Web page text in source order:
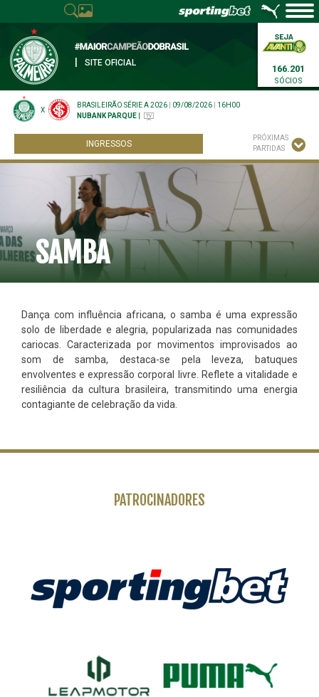
SITE OFICIAL
166.201
SÓCIOS
X
BRASILEIRÃO SÉRIE A 2026 09/08/2026
16H00
NUBANK PARQUE
INGRESSOS
PRÓXIMAS
PARTIDAS
SAMBA
Dança com influência africana, o samba é uma expressão
solo de liberdade e alegria, popularizada nas comunidades
cariocas. Caracterizada por movimentos improvisados ao
som de samba, destaca-se pela leveza, batuques
envolventes e expressão corporal livre. Reflete a vitalidade e
resiliência da cultura brasileira, transmitindo uma energia
contagiante de celebração da vida.
PATROCINADORES